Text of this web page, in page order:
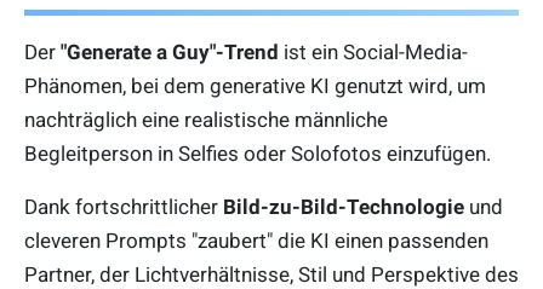
Der "Generate a Guy"-Trend ist ein Social-Media-
Phänomen, bei dem generative KI genutzt wird, um
nachträglich eine realistische männliche
Begleitperson in Selfies oder Solofotos einzufügen.
Dank fortschrittlicher Bild-zu-Bild-Technologie und
cleveren Prompts "zaubert" die KI einen passenden
Partner, der Lichtverhältnisse, Stil und Perspektive des